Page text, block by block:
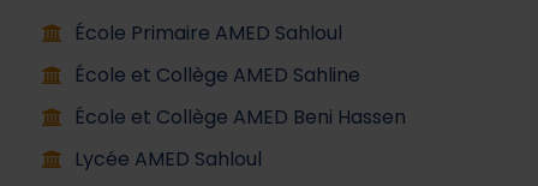
École Primaire AMED Sahloul
École et Collège AMED Sahline
École et Collège AMED Beni Hassen
Lycée AMED Sahloul